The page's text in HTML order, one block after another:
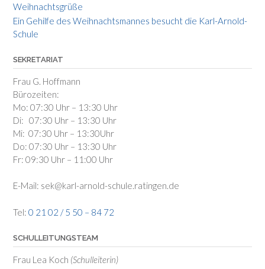
Weihnachtsgrüße
Ein Gehilfe des Weihnachtsmannes besucht die Karl-Arnold-
Schule
SEKRETARIAT
Frau G. Hoffmann
Bürozeiten:
Mo: 07:30 Uhr – 13:30 Uhr
Di: 07:30 Uhr – 13:30 Uhr
Mi: 07:30 Uhr – 13:30Uhr
Do: 07:30 Uhr – 13:30 Uhr
Fr: 09:30 Uhr – 11:00 Uhr
E-Mail: sek@karl-arnold-schule.ratingen.de
Tel: 0 21 02 / 5 50 – 84 72
SCHULLEITUNGSTEAM
Frau Lea Koch (Schulleiterin)